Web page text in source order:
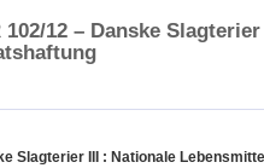
12 – Danske
Slagterier III : Nationale